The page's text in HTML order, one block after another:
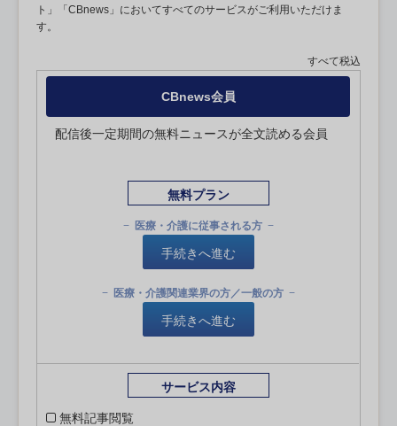
ト」「CBnews」においてすべてのサービスがご利用いただけま
す。
すべて税込
CBnews会員
配信後一定期間の無料ニュースが全文読める会員
無料プラン
医療・介護に従事される方
手続きへ進む
医療・介護関連業界の方／一般の方
手続きへ進む
サービス内容
無料記事閲覧